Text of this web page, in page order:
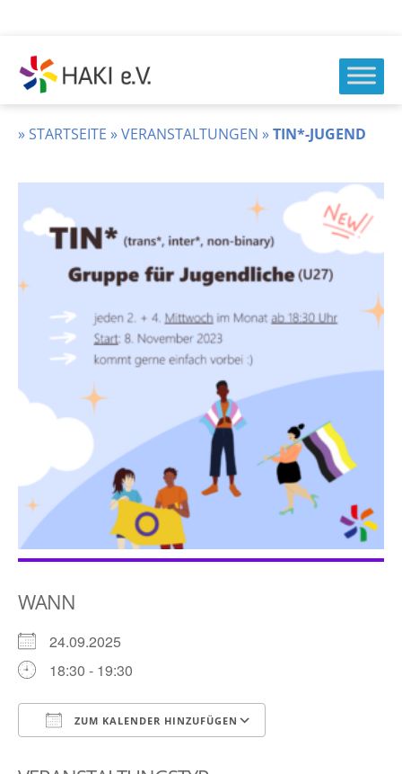
Inhalt
springen
HAKI
e.v.
»STARTSEITE »VERANSTALTUNGEN »TIN*-JUGEND
WANN
24.09.2025
18:30 - 19:30
ZUM KALENDER HINZUFÜGEN